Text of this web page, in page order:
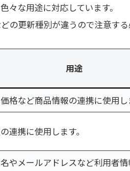
々な用途に対応しています。
の更新種別が違うので注意する
用途
格など商品情報の連携に使用し
連携に使用します。
やメールアドレスなど利用者